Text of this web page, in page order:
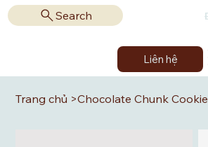
Search
Liên hệ
Trang chủ >Chocolate Chunk Cookie